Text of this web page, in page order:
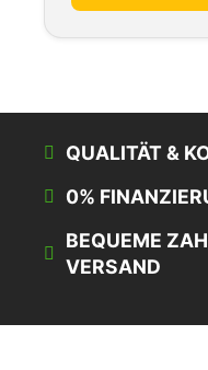
QUALITÄT &
0%
BEQUEME
VERSAND